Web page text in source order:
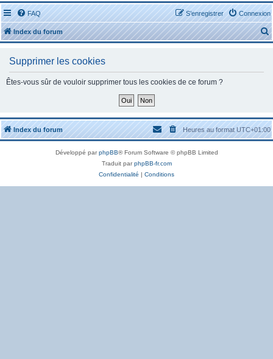
FAQ Connexion
S’enregistrer
Index du forum
e
c
h
Supprimer les cookies
Êtes-vous sûr de vouloir supprimer tous les cookies de ce forum ?
Index du forum Heures au formatUTC+01:00
Développé parphpBB® Forum Software © phpBB Limited
Traduit parphpBB-fr.com
Confidentialité | Conditions